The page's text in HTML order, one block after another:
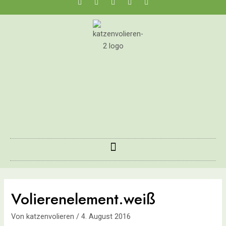
Volierenelement.weiß
Vonkatzenvolieren /4. August 2016